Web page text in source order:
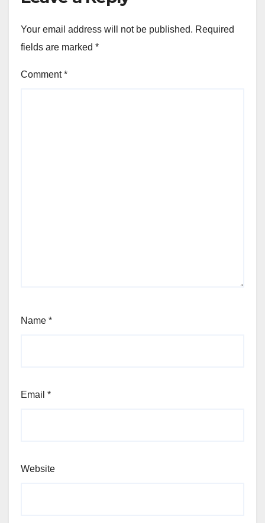
Your email address will not be published. Required
fields are marked *
Comment*
Name *
Email *
Website